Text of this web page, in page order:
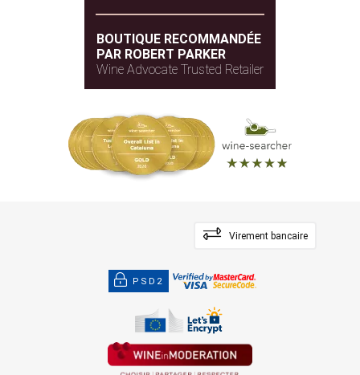
BOUTIQUE RECOMMANDÉE
PAR ROBERT PARKER
Wine Advocate Trusted Retailer
Virement bancaire
PSD2